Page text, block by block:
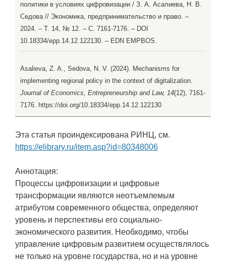
политики в условиях цифровизации / З. А. Асалиева, Н. В.
Седова // Экономика, предпринимательство и право. –
2024. – Т. 14, № 12. – С. 7161-7176. – DOI
10.18334/epp.14.12.122130. – EDN EMPBOS.
Asalieva, Z. A., Sedova, N. V. (2024). Mechanisms for
implementing regional policy in the context of digitalization.
Journal of Economics, Entrepreneurship and Law, 14(12), 7161-
7176. https://doi.org/10.18334/epp.14.12.122130
Эта статья проиндексирована РИНЦ, см.
https://elibrary.ru/item.asp?id=80348006
Аннотация:
Процессы цифровизации и цифровые
трансформации являются неотъемлемым
атрибутом современного общества, определяют
уровень и перспективы его социально-
экономического развития. Необходимо, чтобы
управление цифровым развитием осуществлялось
не только на уровне государства, но и на уровне